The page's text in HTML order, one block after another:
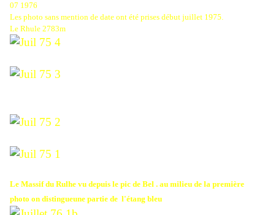
07 1976
Les photo sans mention de date ont été prises début juillet 1975.
Le Rhule 2783m
Le Massif du Rulhe vu depuis le pic de Bel . au milieu de la première
photo on distingueune partie de l'étang bleu